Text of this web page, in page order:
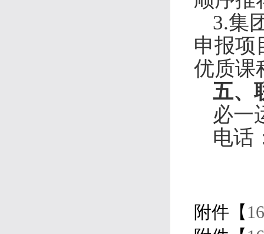
3.集
申报项
优质课
五、
必一
电话
附件【